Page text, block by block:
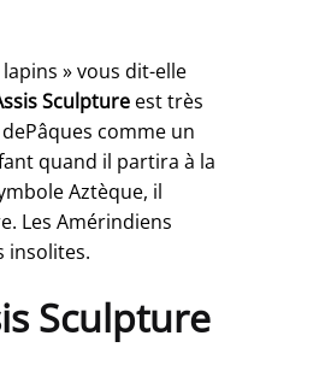
» vous dit-elle
Sculpture est très
comme un
quand il partira à la
Aztèque, il
Les Amérindiens
insolites.
Sculpture